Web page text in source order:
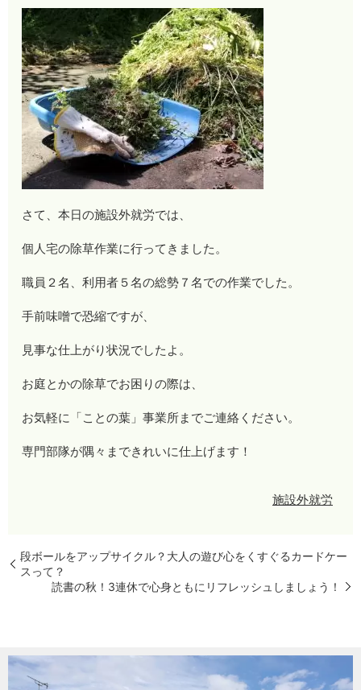
さて、本日の施設外就労では、
個人宅の除草作業に行ってきました。
職員２名、利用者５名の総勢７名での作業でした。
手前味噌で恐縮ですが、
見事な仕上がり状況でしたよ。
お庭とかの除草でお困りの際は、
お気軽に「ことの葉」事業所までご連絡ください。
専門部隊が隅々まできれいに仕上げます！
施設外就労
段ボールをアップサイクル？大人の遊び心をくすぐるカードケー
スって？
読書の秋！3連休で心身ともにリフレッシュしましょう！